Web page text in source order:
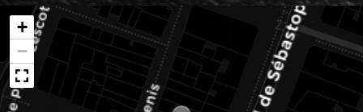
+
−